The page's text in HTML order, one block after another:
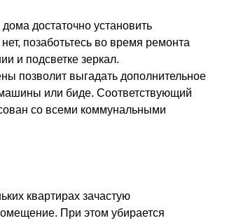
достаточно установить
позаботьтесь во время ремонта
и подсветке зеркал.
позволит выгадать дополнительное
или биде. Соответствующий
со всеми коммунальными
квартирах зачастую
При этом убирается